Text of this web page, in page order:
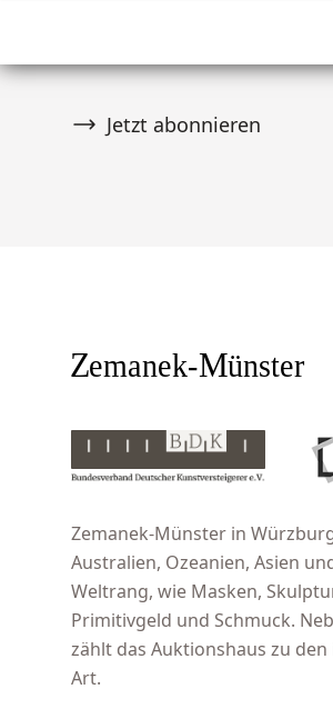
Jetzt abonnieren
Zemanek-Münster in
Australien, Ozeanien, Asien
Weltrang, wie Masken,
Primitivgeld und Schmuck.
zählt das Auktionshaus zu
Art.